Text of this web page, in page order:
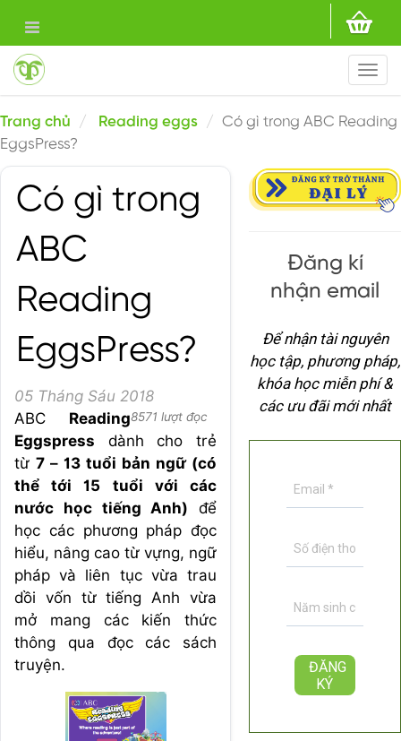
Trang chủ Reading eggs
Có gì trong ABC Reading
EggsPress?
Có gì trong
ABC
Reading
EggsPress?
05 Tháng Sáu 2018
8571 lượt đọc
ABC Reading
Eggspress dành cho trẻ
từ 7 – 13 tuổi bản ngữ (có
thể tới 15 tuổi với các
nước học tiếng Anh) để
học các phương pháp đọc
hiểu, nâng cao từ vựng, ngữ
pháp và liên tục vừa trau
dồi vốn từ tiếng Anh vừa
mở mang các kiến thức
thông qua đọc các sách
truyện.
Đăng kí
nhận email
Để nhận tài nguyên
học tập, phương pháp,
khóa học miễn phí &
các ưu đãi mới nhất